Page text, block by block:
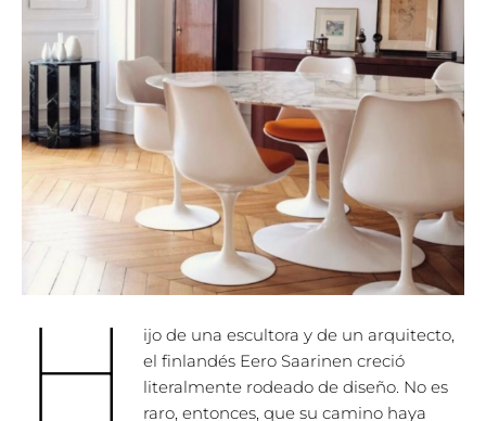
H
ijo de una escultora y de un arquitecto,
el finlandés Eero Saarinen creció
literalmente rodeado de diseño. No es
raro, entonces, que su camino haya